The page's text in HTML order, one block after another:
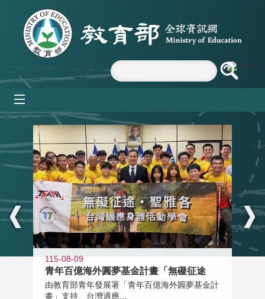
跳到主要內容區塊
:::
115-08-09
青年百億海外圓夢基金計畫「無礙征途
由教育部青年發展署「青年百億海外圓夢基金計
畫」支持、台灣適應...